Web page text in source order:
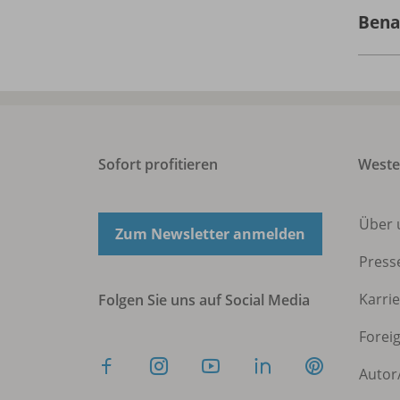
Sofort profitieren
Zum Newsletter anmelden
Folgen Sie uns auf Social Media
Über